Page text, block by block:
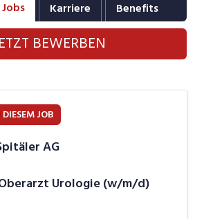
Anlagenbau,
Wellness
Medien, Druck
Pflege
Jobs Karriere Benefits
BEWERBEN
JOB
AG
Urologie (w/m/d)